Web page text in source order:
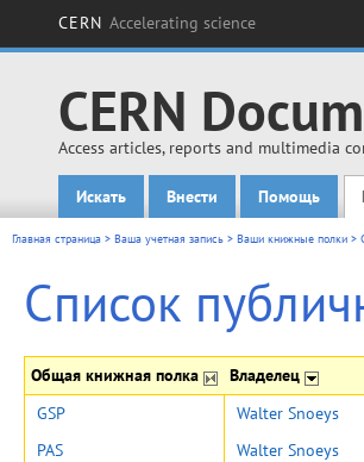
CERN Accelerating science
CERN
Access articles, reports and multimedia
Main menu
Искать Внести Помощь
Главная страница > Ваша учетная запись > Ваши книжные полки >
Список
Общая книжная полка Владелец
GSP Walter Snoeys
PAS
Walter Snoeys